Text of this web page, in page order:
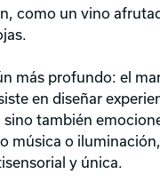
como un vino
más profundo: el
en diseñar
también
música o
y única.